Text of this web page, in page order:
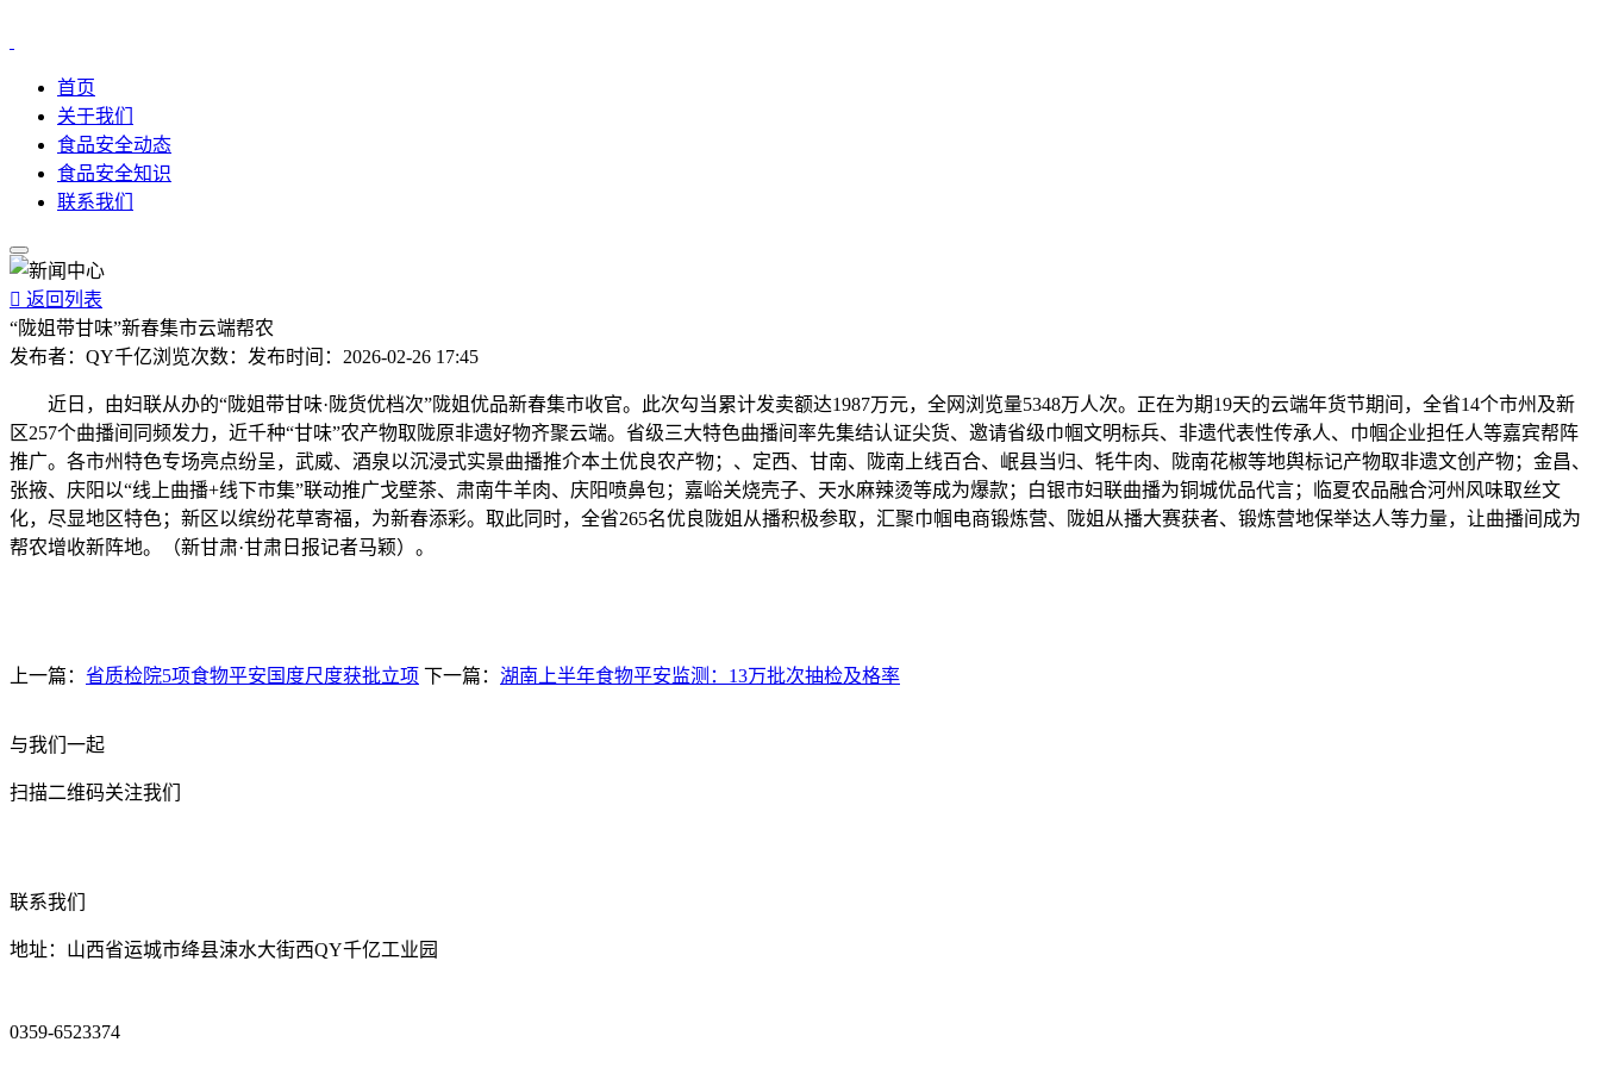
首页
关于我们
食品安全动态
食品安全知识
联系我们
 返回列表
“陇姐带甘味”新春集市云端帮农
发布者： QY千亿浏览次数： 发布时间： 2026-02-26 17:45
近日，由妇联从办的“陇姐带甘味·陇货优档次”陇姐优品新春集市收官。此次勾当累计发卖额达1987万元，全网浏览量5348万人次。正在为期19天的云端年货节期间，全省14个市州及新
区257个曲播间同频发力，近千种“甘味”农产物取陇原非遗好物齐聚云端。省级三大特色曲播间率先集结认证尖货、邀请省级巾帼文明标兵、非遗代表性传承人、巾帼企业担任人等嘉宾帮阵
推广。各市州特色专场亮点纷呈，武威、酒泉以沉浸式实景曲播推介本土优良农产物；、定西、甘南、陇南上线百合、岷县当归、牦牛肉、陇南花椒等地舆标记产物取非遗文创产物；金昌、
张掖、庆阳以“线上曲播+线下市集”联动推广戈壁茶、肃南牛羊肉、庆阳喷鼻包；嘉峪关烧壳子、天水麻辣烫等成为爆款；白银市妇联曲播为铜城优品代言；临夏农品融合河州风味取丝文
化，尽显地区特色；新区以缤纷花草寄福，为新春添彩。取此同时，全省265名优良陇姐从播积极参取，汇聚巾帼电商锻炼营、陇姐从播大赛获者、锻炼营地保举达人等力量，让曲播间成为
帮农增收新阵地。（新甘肃·甘肃日报记者马颖）。
上一篇： 省质检院5项食物平安国度尺度获批立项 下一篇： 湖南上半年食物平安监测：13万批次抽检及格率
与我们一起
扫描二维码关注我们
联系我们
地址：山西省运城市绛县涑水大街西QY千亿工业园
0359-6523374